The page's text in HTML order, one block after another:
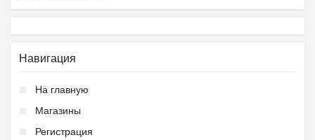
Навигация
На главную
Магазины
Регистрация